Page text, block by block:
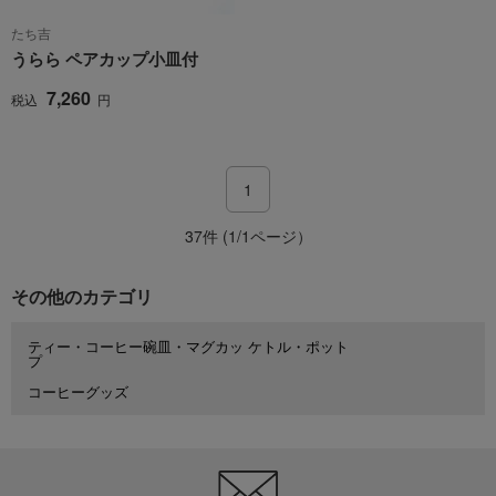
たち吉
うらら ペアカップ小皿付
税込 7,260 円
1
37件 (1/1ページ）
その他のカテゴリ
ティー・コーヒー碗皿・マグカッ
プ
ケトル・ポット
コーヒーグッズ